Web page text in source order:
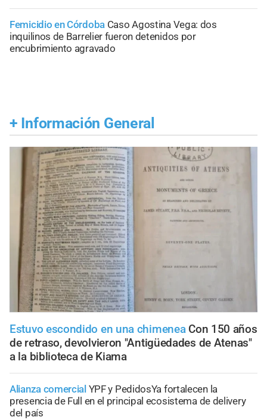
Femicidio en Córdoba Caso Agostina Vega: dos
inquilinos de Barrelier fueron detenidos por
encubrimiento agravado
+ Información General
Estuvo escondido en una chimenea Con 150 años
de retraso, devolvieron "Antigüedades de Atenas"
a la biblioteca de Kiama
Alianza comercial YPF y PedidosYa fortalecen la
presencia de Full en el principal ecosistema de delivery
del país